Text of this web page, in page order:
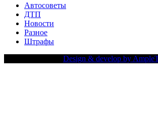
Автосоветы
ДТП
Новости
Разное
Штрафы
Design & develop by